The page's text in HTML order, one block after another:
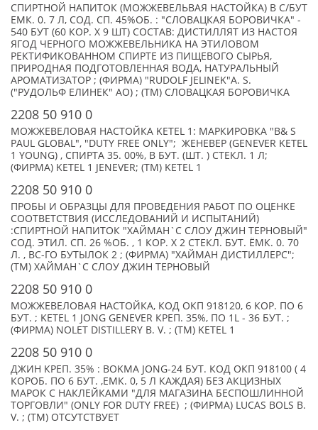
СПИРТНОЙ НАПИТОК (МОЖЖЕВЕЛЬВАЯ НАСТОЙКА) В С/БУТ
ЕМК. 0. 7 Л, СОД. СП. 45%ОБ. : "СЛОВАЦКАЯ БОРОВИЧКА" -
540 БУТ (60 КОР. Х 9 ШТ) СОСТАВ: ДИСТИЛЛЯТ ИЗ НАСТОЯ
ЯГОД ЧЕРНОГО МОЖЖЕВЕЛЬНИКА НА ЭТИЛОВОМ
РЕКТИФИКОВАННОМ СПИРТЕ ИЗ ПИЩЕВОГО СЫРЬЯ,
ПРИРОДНАЯ ПОДГОТОВЛЕННАЯ ВОДА, НАТУРАЛЬНЫЙ
АРОМАТИЗАТОР ; (ФИРМА) "RUDOLF JELINEK"A. S.
("РУДОЛЬФ ЕЛИНЕК" АО) ; (TM) СЛОВАЦКАЯ БОРОВИЧКА
2208 50 910 0
МОЖЖЕВЕЛОВАЯ НАСТОЙКА KETEL 1: МАРКИРОВКА "B& S
PAUL GLOBAL", "DUTY FREE ONLY"; ЖЕНЕВЕР (GENEVER KETEL
1 YOUNG) , СПИРТА 35. 00%, В БУТ. (ШТ. ) СТЕКЛ. 1 Л;
(ФИРМА) KETEL 1 JENEVER; (TM) KETEL 1
2208 50 910 0
ПРОБЫ И ОБРАЗЦЫ ДЛЯ ПРОВЕДЕНИЯ РАБОТ ПО ОЦЕНКЕ
СООТВЕТСТВИЯ (ИССЛЕДОВАНИЙ И ИСПЫТАНИЙ)
:СПИРТНОЙ НАПИТОК "ХАЙМАН`С СЛОУ ДЖИН ТЕРНОВЫЙ"
СОД. ЭТИЛ. СП. 26 %ОБ. , 1 КОР. Х 2 СТЕКЛ. БУТ. ЁМК. 0. 70
Л. , ВС-ГО БУТЫЛОК 2 ; (ФИРМА) "ХАЙМАН ДИСТИЛЛЕРС";
(TM) ХАЙМАН`С СЛОУ ДЖИН ТЕРНОВЫЙ
2208 50 910 0
МОЖЖЕВЕЛОВАЯ НАСТОЙКА, КОД ОКП 918120, 6 КОР. ПО 6
БУТ. ; KETEL 1 JONG GENEVER КРЕП. 35%, ПО 1L - 36 БУТ. ;
(ФИРМА) NOLET DISTILLERY B. V. ; (TM) KETEL 1
2208 50 910 0
ДЖИН КРЕП. 35% : BOKMA JONG-24 БУТ. КОД ОКП 918100 ( 4
КОРОБ. ПО 6 БУТ. ,ЕМК. 0, 5 Л КАЖДАЯ) БЕЗ АКЦИЗНЫХ
МАРОК С НАКЛЕЙКАМИ "ДЛЯ МАГАЗИНА БЕСПОШЛИННОЙ
ТОРГОВЛИ" (ONLY FOR DUTY FREE) ; (ФИРМА) LUCAS BOLS B.
V. ; (TM) ОТСУТСТВУЕТ